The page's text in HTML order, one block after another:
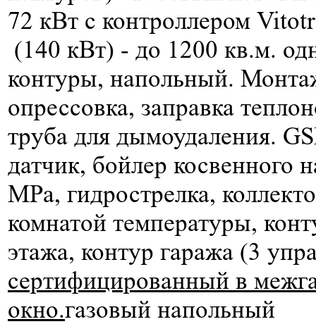
72 кВт c контроллером
(140 кВт) - до 1200 кв.м.
контуры, напольный.
опрессовка, заправка
труба для дымоудаления.
датчик, бойлер косвенного
МРа, гидрострелка,
комнатой температуры,
этажа, контур гаража (3
сертифицированный в
окно.газовый напольный